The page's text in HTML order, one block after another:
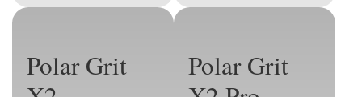
Polar Grit
Polar Grit